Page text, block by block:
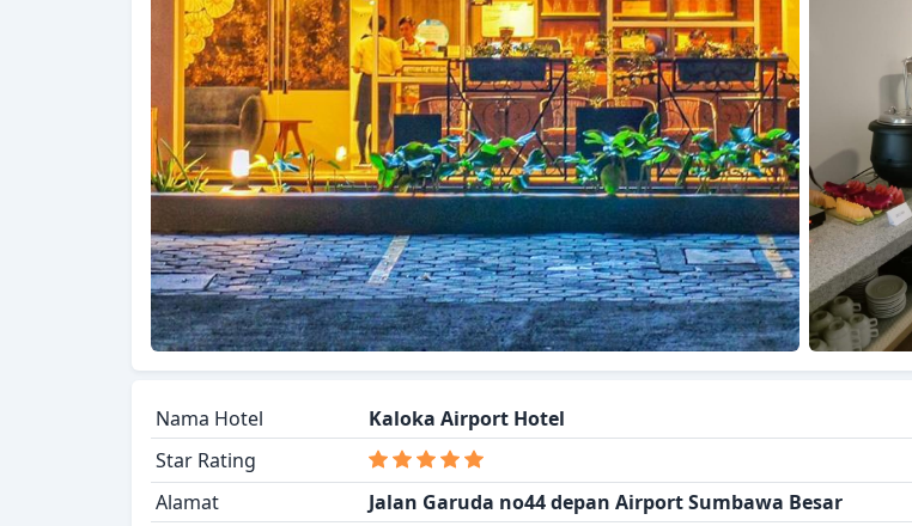
Nama Hotel
Kaloka Airport Hotel
Star Rating
Alamat
Jalan Garuda no44 depan Airport Sumbawa Besar